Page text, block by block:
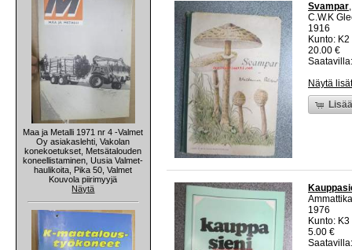
Maa ja Metalli 1971 nr 4 -Valmet
Oy asiakaslehti, Vakolan
konekoetukset, Metsätalouden
koneellistaminen, Uusia Valmet-
haulikoita, Pika 50, Valmet
Kouvola piirimyyjä
Näytä
Svampar
C.W.K
1916
Kunto:
20.00 €
Näytä
1976
Kunto:
5.00 €